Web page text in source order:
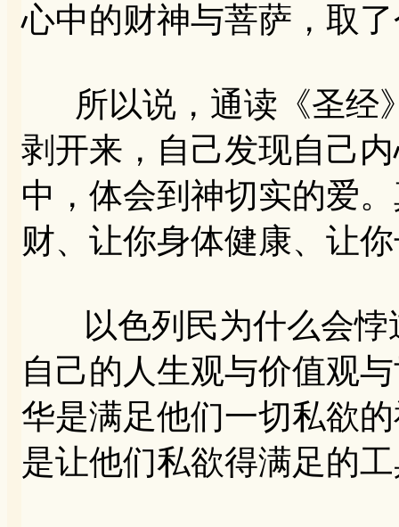
心中的财神与菩萨，取
所以说，通读《圣经
剥开来，自己发现自己
中，体会到神切实的爱
财、让你身体健康、让
以色列民为什么会悖
自己的人生观与价值观
华是满足他们一切私欲
是让他们私欲得满足的